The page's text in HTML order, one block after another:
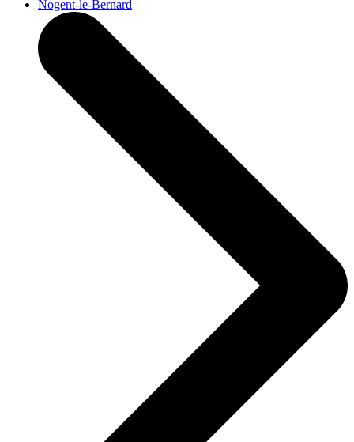
Nogent-le-Bernard